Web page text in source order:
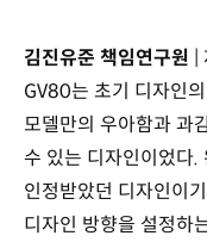
김진유준 책임연구원
GV80는 초기 디자인
모델만의 우아함과 과
수 있는 디자인이었다.
인정받았던 디자인이
디자인 방향을 설정하